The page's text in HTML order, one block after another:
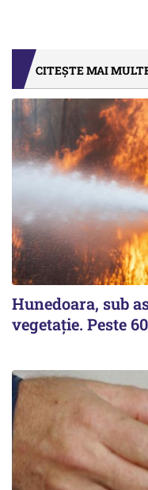
CITEȘTE MAI
Hunedoara, sub
vegetație. Peste